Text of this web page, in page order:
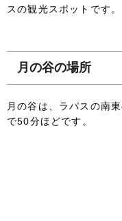
スの観光スポットです。
月の谷の場所
月の谷は、ラパスの南
で50分ほどです。